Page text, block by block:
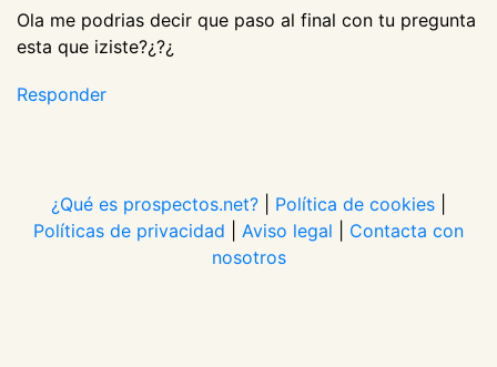
Ola me podrias decir que paso al final con tu pregunta
esta que iziste?¿?¿
Responder
¿Qué es prospectos.net? Política de cookies
Políticas de privacidad
Aviso legal
Contacta con
nosotros